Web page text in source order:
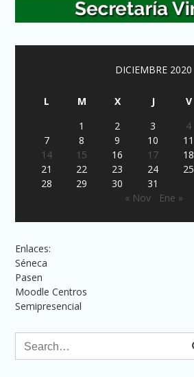
DICIEMBRE 2020
L M X J V
1
2 3 4
7
8 9 10 11
14
15 16 17 18
21
22 23 24 25
28
29 30
31
« Nov
Ene »
Enlaces:
Séneca
Pasen
Moodle Centros
Semipresencial